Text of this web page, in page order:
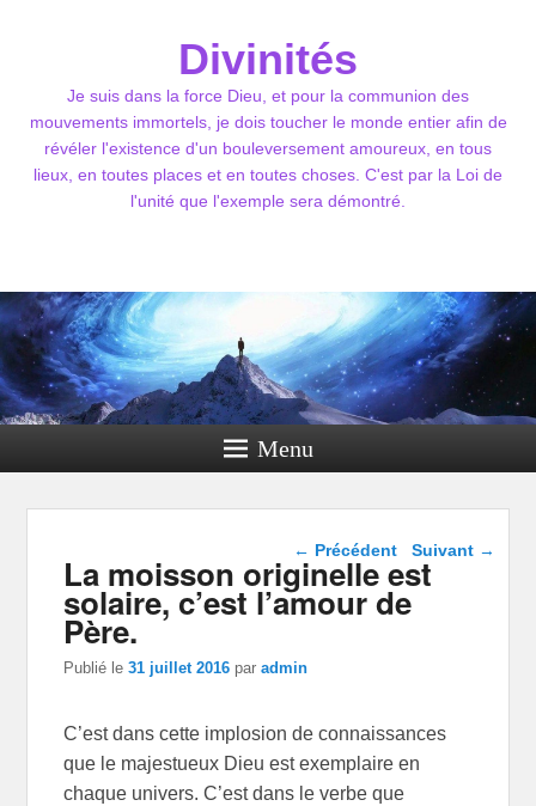
Divinités
Je suis dans la force Dieu, et pour la communion des
mouvements immortels, je dois toucher le monde entier afin de
révéler l'existence d'un bouleversement amoureux, en tous
lieux, en toutes places et en toutes choses. C'est par la Loi de
l'unité que l'exemple sera démontré.
Menu
Navigation dans les
← Précédent Suivant →
La moisson originelle est
solaire, c’est l’amour de
Père.
Publié le31 juillet 2016 paradmin
C’est dans cette implosion de connaissances
que le majestueux Dieu est exemplaire en
chaque univers. C’est dans le verbe que